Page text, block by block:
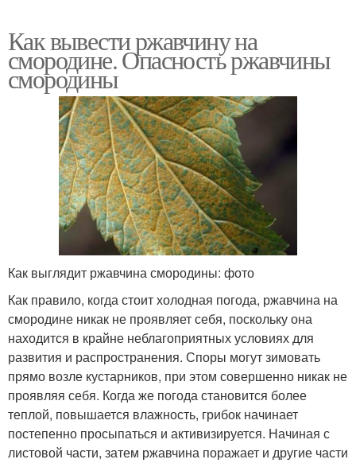
Как вывести ржавчину на
смородине. Опасность ржавчины
смородины
Как выглядит ржавчина смородины: фото
Как правило, когда стоит холодная погода, ржавчина на
смородине никак не проявляет себя, поскольку она
находится в крайне неблагоприятных условиях для
развития и распространения. Споры могут зимовать
прямо возле кустарников, при этом совершенно никак не
проявляя себя. Когда же погода становится более
теплой, повышается влажность, грибок начинает
постепенно просыпаться и активизируется. Начиная с
листовой части, затем ржавчина поражает и другие части